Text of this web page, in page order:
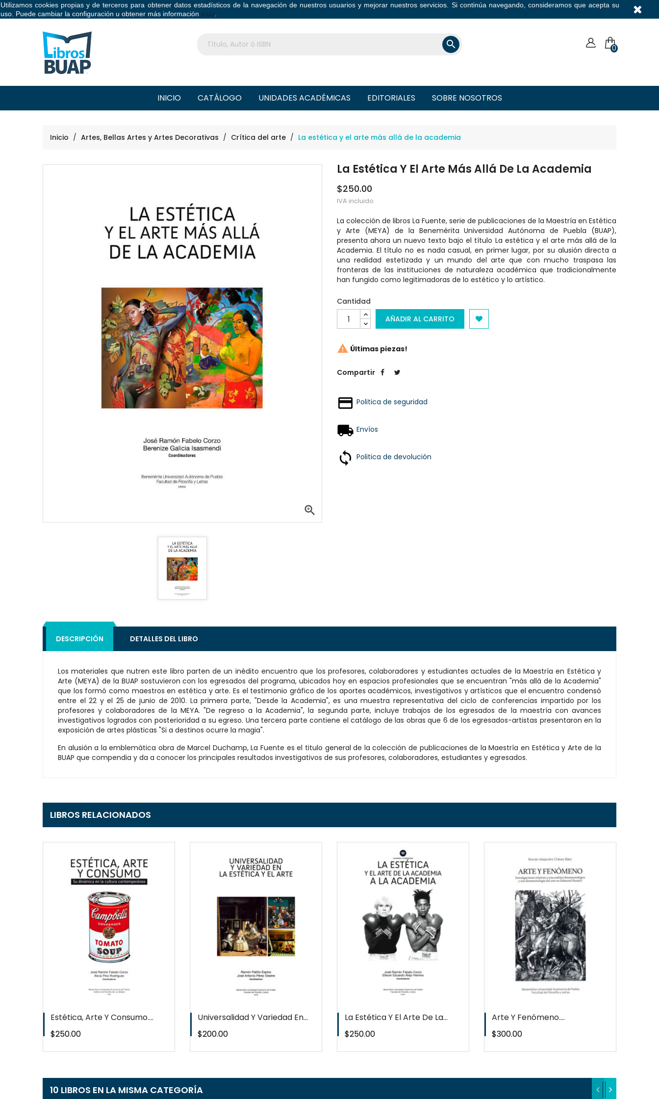
Utilizamos cookies propias y de terceros para obtener datos estadísticos de la navegación de nuestros usuarios y mejorar nuestros servicios. Si continúa navegando, consideramos que acepta su
uso. Puede cambiar la configuración u obtener más información aquí Moneda
Libros BUAP
 0
INICIO CATÁLOGO UNIDADES ACADÉMICAS EDITORIALES SOBRE NOSOTROS
Inicio Artes, Bellas Artes y Artes Decorativas Crítica del arte La estética y el arte más allá de la academia

La Estética Y El Arte Más Allá De La Academia
$250.00
IVA incluido
La colección de libros La Fuente, serie de publicaciones de la Maestría en Estética
y Arte (MEYA) de la Benemérita Universidad Autónoma de Puebla (BUAP),
presenta ahora un nuevo texto bajo el título La estética y el arte más allá de la
Academia. El título no es nada casual, en primer lugar, por su alusión directa a
una realidad estetizada y un mundo del arte que con mucho traspasa las
fronteras de las instituciones de naturaleza académica que tradicionalmente
han fungido como legitimadoras de lo estético y lo artístico.
Cantidad
AÑADIR AL CARRITO
 Últimas piezas!
Compartir
Politica de seguridad
Envíos
Politica de devolución
DESCRIPCIÓN DETALLES DEL LIBRO
Los materiales que nutren este libro parten de un inédito encuentro que los profesores, colaboradores y estudiantes actuales de la Maestría en Estética y
Arte (MEYA) de la BUAP sostuvieron con los egresados del programa, ubicados hoy en espacios profesionales que se encuentran "más allá de la Academia"
que los formó como maestros en estética y arte. Es el testimonio gráfico de los aportes académicos, investigativos y artísticos que el encuentro condensó
entre el 22 y el 25 de junio de 2010. La primera parte, "Desde la Academia", es una muestra representativa del ciclo de conferencias impartido por los
profesores y colaboradores de la MEYA. "De regreso a la Academia", la segunda parte, incluye trabajos de los egresados de la maestría con avances
investigativos logrados con posterioridad a su egreso. Una tercera parte contiene el catálogo de las obras que 6 de los egresados-artistas presentaron en la
exposición de artes plásticas "Si a destinos ocurre la magia".
En alusión a la emblemática obra de Marcel Duchamp, La Fuente es el titulo general de la colección de publicaciones de la Maestría en Estética y Arte de la
BUAP que compendia y da a conocer los principales resultados investigativos de sus profesores, colaboradores, estudiantes y egresados.
LIBROS RELACIONADOS
Estética, Arte Y Consumo....
Precio
$250.00
QUICKVIEW
WISHLIST
Universalidad Y Variedad En...
Precio
$200.00
WISHLIST
La Estética Y El Arte De La...
Precio
$250.00
QUICKVIEW
WISHLIST
Arte Y Fenómeno....
Precio
$300.00
10 LIBROS EN LA MISMA CATEGORÍA